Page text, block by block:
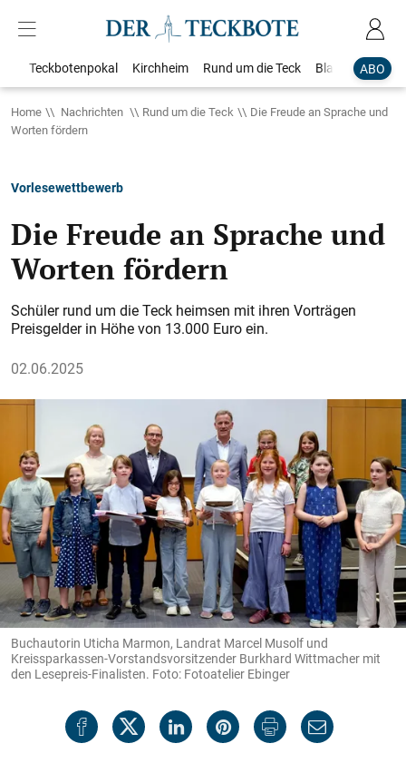
ABO
Teckbotenpokal Kirchheim Rund um die Teck Blaulicht
Home Nachrichten Rund um die Teck
Die Freude an Sprache und
Worten fördern
Vorlesewettbewerb
Die Freude an Sprache und
Worten fördern
Schüler rund um die Teck heimsen mit ihren Vorträgen
Preisgelder in Höhe von 13.000 Euro ein.
02.06.2025
Buchautorin Uticha Marmon, Landrat Marcel Musolf und
Kreissparkassen-Vorstandsvorsitzender Burkhard Wittmacher mit
den Lesepreis-Finalisten. Foto: Fotoatelier Ebinger